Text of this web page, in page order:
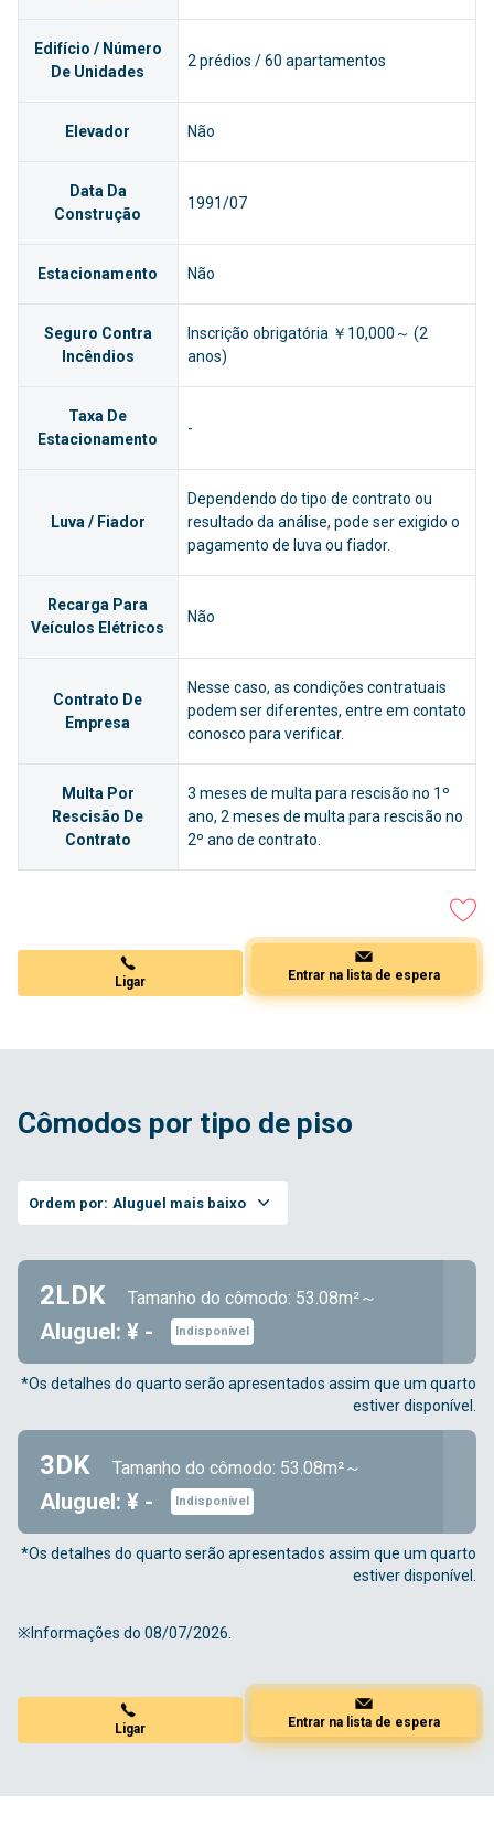
Edifício / Número
De Unidades
2 prédios / 60 apartamentos
Elevador Não
Data Da
Construção
1991/07
Estacionamento Não
Seguro Contra
Incêndios
Inscrição obrigatória ￥10,000～ (2
anos)
Taxa De
Estacionamento
-
Luva / Fiador
Dependendo do tipo de contrato ou
resultado da análise, pode ser exigido o
pagamento de luva ou fiador.
Recarga Para
Veículos Elétricos
Não
Contrato De
Empresa
Nesse caso, as condições contratuais
podem ser diferentes, entre em contato
conosco para verificar.
Multa Por
Rescisão De
Contrato
3 meses de multa para rescisão no 1º
ano, 2 meses de multa para rescisão no
2º ano de contrato.
Ligar Entrar na lista de espera
Cômodos por tipo de piso
Ordem por: Aluguel mais baixo
2LDK Tamanho do cômodo: 53.08m²～
Aluguel: ¥ - Indisponível
*Os detalhes do quarto serão apresentados assim que um quarto
estiver disponível.
3DK Tamanho do cômodo: 53.08m²～
Aluguel: ¥ - Indisponível
*Os detalhes do quarto serão apresentados assim que um quarto
estiver disponível.
※Informações do 08/07/2026.
Ligar Entrar na lista de espera